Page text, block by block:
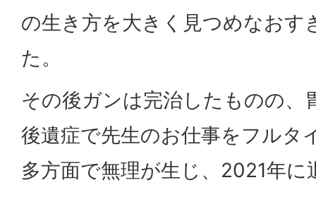
の生き方を大きく見つめなおす
た。
その後ガンは完治したものの、
後遺症で先生のお仕事をフルタ
多方面で無理が生じ、2021年に